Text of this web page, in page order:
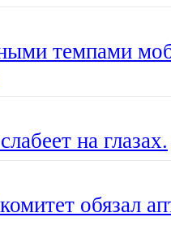
темпами
на глазах.
обязал